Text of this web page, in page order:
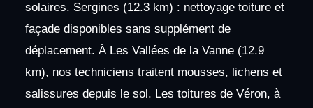
solaires. Sergines (12.3 km) : nettoyage toiture et
façade disponibles sans supplément de
déplacement. À Les Vallées de la Vanne (12.9
km), nos techniciens traitent mousses, lichens et
salissures depuis le sol. Les toitures de Véron, à